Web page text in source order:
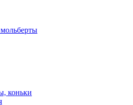
коньки